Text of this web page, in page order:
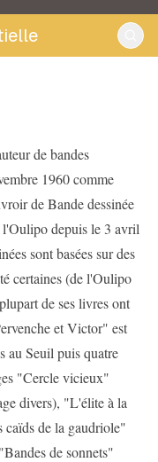
de bandes
1960 comme
de Bande dessinée
depuis le 3 avril
sont basées sur des
certaines (de l'Oulipo
de ses livres ont
et Victor" est
au Seuil puis quatre
"Cercle vicieux"
divers), "L'élite à la
caïds de la gaudriole"
de sonnets"